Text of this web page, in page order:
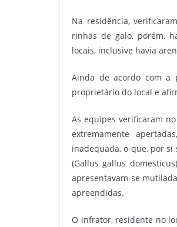
Na residência,
rinhas de galo, porém,
locais, inclusive havia
Ainda de acordo com a
proprietário do local e
As equipes verificaram
extremamente
inadequada, o que, por si
(Gallus gallus
apresentavam-se
apreendidas.
O infrator, residente no